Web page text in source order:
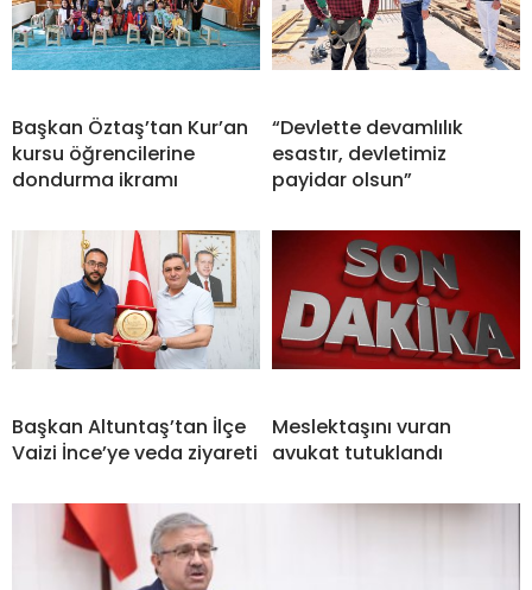
Başkan Öztaş’tan Kur’an
kursu öğrencilerine
dondurma ikramı
“Devlette devamlılık
esastır, devletimiz
payidar olsun”
Başkan Altuntaş’tan İlçe
Vaizi İnce’ye veda ziyareti
Meslektaşını vuran
avukat tutuklandı